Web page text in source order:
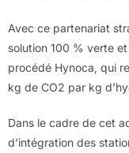
Avec ce partenariat
solution 100 % verte
procédé Hynoca, qui
kg de CO2 par kg
Dans le cadre de cet
d’intégration des